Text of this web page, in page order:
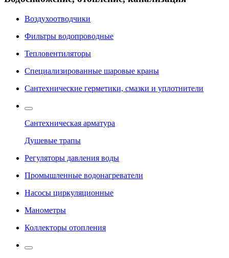
Воздухоотводчики
Фильтры водопроводные
Тепловентиляторы
Специализированные шаровые краны
Сантехнические герметики, смазки и уплотнители
Сантехническая арматура
Душевые трапы
Регуляторы давления воды
Промышленные водонагреватели
Насосы циркуляционные
Манометры
Коллекторы отопления